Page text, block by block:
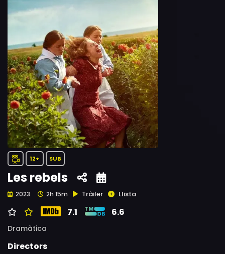
12+ SUB
Les rebels
2023 2h 15m Tràiler Llista
7.1 6.6
Dramàtica
Directors